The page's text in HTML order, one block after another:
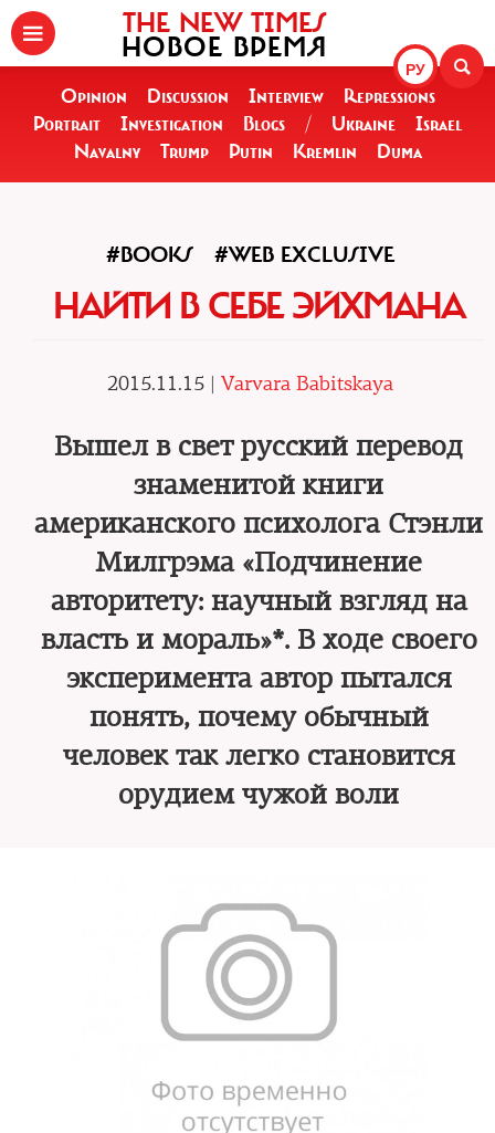
РУ
THE NEW TIMES
НОВОЕ ВРЕМЯ
Opinion Discussion Interview
Repressions
Portrait
Investigation Blogs / Ukraine
Israel
Navalny
Trump Putin Kremlin Duma
#BOOKS #WEB EXCLUSIVE
НАЙТИ В СЕБЕ ЭЙХМАНА
2015.11.15 | Varvara Babitskaya
Вышел в свет русский перевод
знаменитой книги
американского психолога Стэнли
Милгрэма «Подчинение
авторитету: научный взгляд на
власть и мораль»*. В ходе своего
эксперимента автор пытался
понять, почему обычный
человек так легко становится
орудием чужой воли